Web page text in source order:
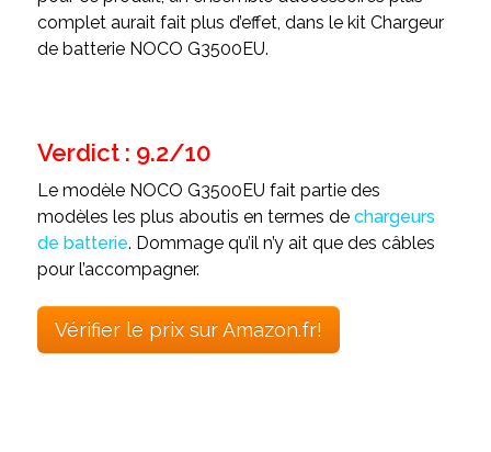
complet aurait fait plus d’effet, dans le kit Chargeur
de batterie NOCO G3500EU.
Verdict : 9.2/10
Le modèle NOCO G3500EU fait partie des
modèles les plus aboutis en termes de chargeurs
de batterie. Dommage qu’il n’y ait que des câbles
pour l’accompagner.
Vérifier le prix sur Amazon.fr!